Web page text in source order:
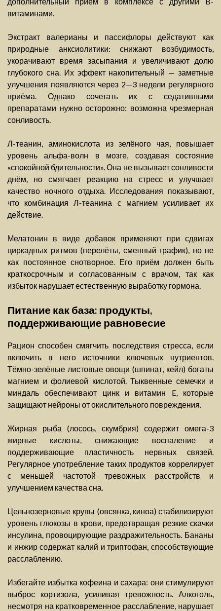
витаминами.
Экстракт валерианы и пассифлоры действуют как
природные анксиолитики: снижают возбудимость,
укорачивают время засыпания и увеличивают долю
глубокого сна. Их эффект накопительный — заметные
улучшения появляются через 2—3 недели регулярного
приёма. Однако сочетать их с седативными
препаратами нужно осторожно: возможна чрезмерная
сонливость.
Л-теанин, аминокислота из зелёного чая, повышает
уровень альфа-волн в мозге, создавая состояние
«спокойной бдительности». Она не вызывает сонливости
днём, но смягчает реакцию на стресс и улучшает
качество ночного отдыха. Исследования показывают,
что комбинация Л-теанина с магнием усиливает их
действие.
Мелатонин в виде добавок применяют при сдвигах
циркадных ритмов (перелёты, сменный график), но не
как постоянное снотворное. Его приём должен быть
краткосрочным и согласованным с врачом, так как
избыток нарушает естественную выработку гормона.
Питание как база: продукты,
поддерживающие равновесие
Рацион способен смягчить последствия стресса, если
включить в него источники ключевых нутриентов.
Тёмно-зелёные листовые овощи (шпинат, кейл) богаты
магнием и фолиевой кислотой. Тыквенные семечки и
миндаль обеспечивают цинк и витамин E, которые
защищают нейроны от окислительного повреждения.
Жирная рыба (лосось, скумбрия) содержит омега-3
жирные кислоты, снижающие воспаление и
поддерживающие пластичность нервных связей.
Регулярное употребление таких продуктов коррелирует
с меньшей частотой тревожных расстройств и
улучшением качества сна.
Цельнозерновые крупы (овсянка, киноа) стабилизируют
уровень глюкозы в крови, предотвращая резкие скачки
инсулина, провоцирующие раздражительность. Бананы
и инжир содержат калий и триптофан, способствующие
расслаблению.
Избегайте избытка кофеина и сахара: они стимулируют
выброс кортизола, усиливая тревожность. Алкоголь,
несмотря на кратковременное расслабление, нарушает